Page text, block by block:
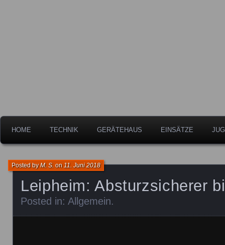
HOME TECHNIK GERÄTEHAUS EINSÄTZE
Leipheim: Absturzsicherer
Posted byM. S. on11. Juni 2018
Posted in: Allgemein.